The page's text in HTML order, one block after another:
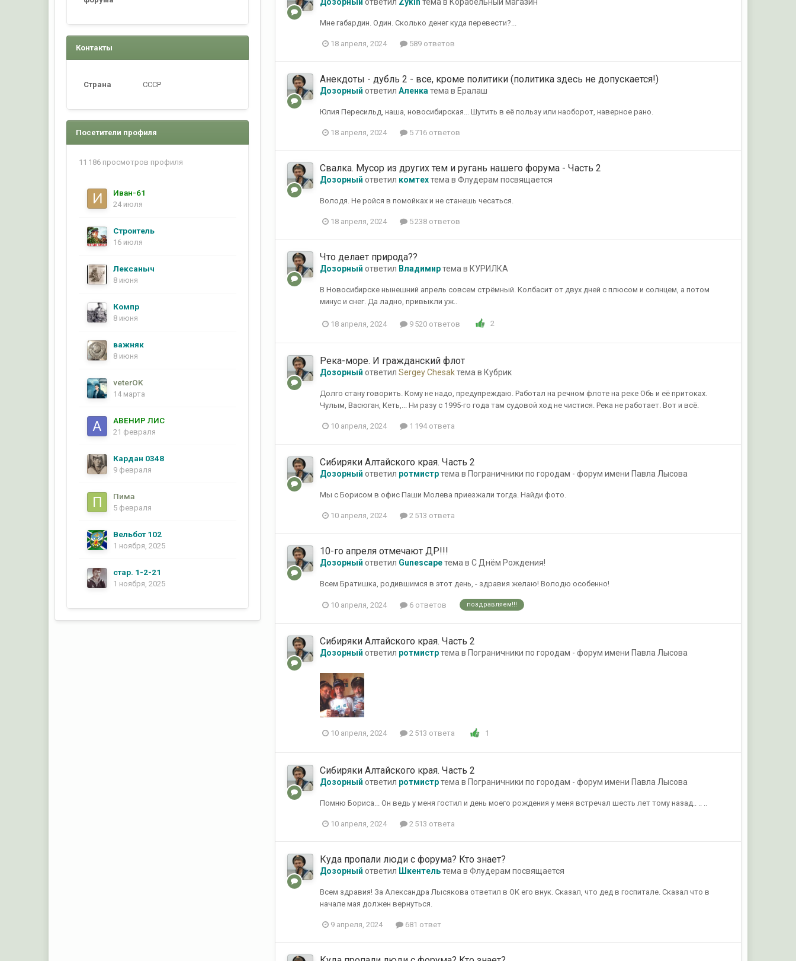
Контакты
Страна CCCP
Посетители профиля
11 186 просмотров профиля
Иван-61
24 июля
Строитель
16 июля
Лексаныч
8 июня
Компр
8 июня
важняк
8 июня
veterOK
14 марта
АВЕНИР ЛИС
21 февраля
Кардан 0348
9 февраля
Пима
5 февраля
Вельбот 102
1 ноября, 2025
стар. 1-2-21
1 ноября, 2025
Мне габардин. Один. Сколько денег куда перевести?...
18 апреля, 2024 589 ответов
Анекдоты - дубль 2 - все, кроме политики (политика здесь не допускается!)
Дозорный ответилАленка тема в Ералаш
Юлия Пересильд, наша, новосибирская... Шутить в её пользу или наоборот, наверное рано.
18 апреля, 2024 5 716 ответов
Свалка. Мусор из других тем и ругань нашего форума - Часть 2
Дозорный ответил комтехтема вФлудерам посвящается
Володя. Не ройся в помойках и не станешь чесаться.
18 апреля, 2024 5 238 ответов
Что делает природа??
Дозорный ответил Владимиртема в КУРИЛКА
В Новосибирске нынешний апрель совсем стрёмный. Колбасит от двух дней с плюсом и солнцем, а потом
минус и снег. Да ладно, привыкли уж..
18 апреля, 2024 9 520 ответов 2
Река-море. И гражданский флот
Дозорный ответилSergey Chesakтема в Кубрик
Долго стану говорить. Кому не надо, предупреждаю. Работал на речном флоте на реке Обь и её притоках.
Чулым, Васюган, Кеть,... Ни разу с 1995-го года там судовой ход не чистися. Река не работает. Вот и всё.
10 апреля, 2024 1 194 ответа
Сибиряки Алтайского края. Часть 2
Дозорный ответил ротмистртема вПограничники по городам - форум имени Павла Лысова
Мы с Борисом в офис Паши Молева приезжали тогда. Найди фото.
10 апреля, 2024 2 513 ответа
10-го апреля отмечают ДР!!!
Дозорный ответил Gunescapeтема вС Днём Рождения!
Всем Братишка, родившимся в этот день, - здравия желаю! Володю особенно!
10 апреля, 2024 6 ответов поздравляем!!!
Сибиряки Алтайского края. Часть 2
Дозорный ответил ротмистртема вПограничники по городам - форум имени Павла Лысова
10 апреля, 2024 2 513 ответа 1
Сибиряки Алтайского края. Часть 2
Дозорный ответил ротмистртема в Пограничники по городам - форум имени Павла Лысова
Помню Бориса... Он ведь у меня гостил и день моего рождения у меня встречал шесть лет тому назад.. .. ..
10 апреля, 2024 2 513 ответа
Куда пропали люди с форума? Кто знает?
Дозорный ответил Шкентельтема вФлудерам посвящается
Всем здравия! За Александра Лысякова ответил в ОК его внук. Сказал, что дед в госпитале. Сказал что в
начале мая должен вернуться.
9 апреля, 2024 681 ответ